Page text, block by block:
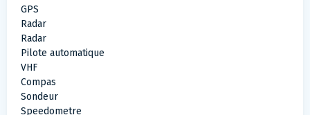
GPS
Radar
Radar
Pilote automatique
VHF
Compas
Sondeur
Speedometre